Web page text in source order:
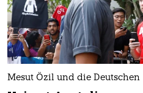
Mesut Özil und die Deutschen